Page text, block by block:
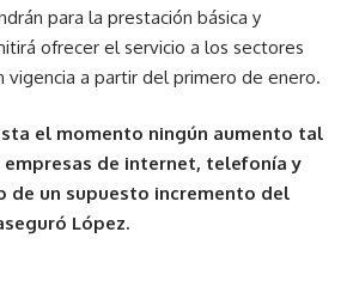
para la prestación básica y
ofrecer el servicio a los sectores
vigencia a partir del primero de enero.
el momento ningún aumento tal
empresas de internet, telefonía y
de un supuesto incremento del
López.